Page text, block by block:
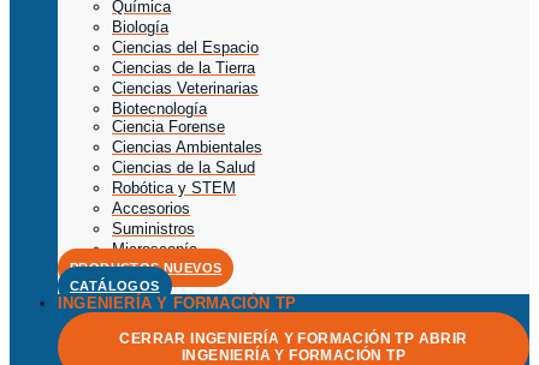
Química
Biología
Ciencias del Espacio
Ciencias de la Tierra
Ciencias Veterinarias
Biotecnología
Ciencia Forense
Ciencias Ambientales
Ciencias de la Salud
Robótica y STEM
Accesorios
Suministros
Microscopía
PRODUCTOS NUEVOS
CATÁLOGOS
INGENIERÍA Y FORMACIÓN TP
CERRAR INGENIERÍA Y FORMACIÓN TP ABRIR
INGENIERÍA Y FORMACIÓN TP